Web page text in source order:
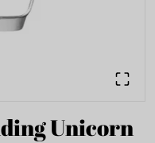
Unicorn